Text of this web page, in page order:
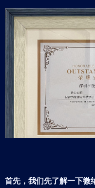
首先，我们先了解一下微